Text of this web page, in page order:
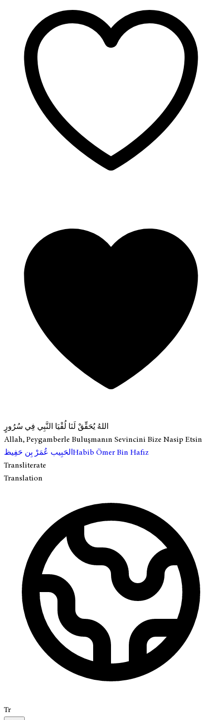
اللهُ يُحَقِّقْ لَنَا لُقْيَا النَّبِي فِي سُرُورٍ
Allah, Peygamberle Buluşmanın Sevincini Bize Nasip Etsin
الحَبِيب عُمَرْ بِن حَفِيظHabib Ömer Bin Hafız
Transliterate
Translation
Tr